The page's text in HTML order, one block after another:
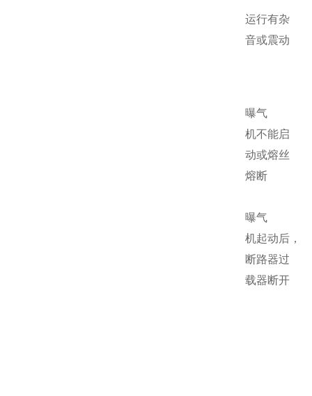
运行有杂
音或震动
曝气
机不能启
动或熔丝
熔断
曝气
机起动后，
断路器过
载器断开